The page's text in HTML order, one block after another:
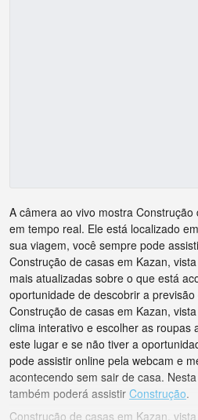
A câmera ao vivo mostra
em tempo real. Ele está localizado
sua viagem, você sempre pode
Construção de casas em Kazan,
mais atualizadas sobre o que está
oportunidade de descobrir a
Construção de casas em Kazan,
clima interativo e escolher as roupas
este lugar e se não tiver a
pode assistir online pela webcam e
acontecendo sem sair de casa.
também poderá assistir Construção.
Construção de casas em Kazan,